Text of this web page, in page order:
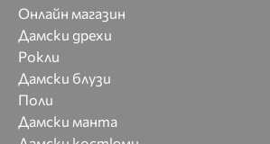
Онлайн магазин
Дамски дрехи
Рокли
Дамски блузи
Поли
Дамски манта